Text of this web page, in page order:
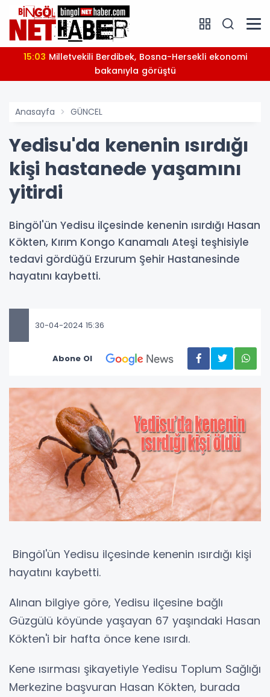
15:03
bakanıyla görüştü
Anasayfa GÜNCEL
Yedisu'da kenenin ısırdığı
kişi hastanede yaşamını
yitirdi
Bingöl'ün Yedisu ilçesinde kenenin ısırdığı Hasan
Kökten, Kırım Kongo Kanamalı Ateşi teşhisiyle
tedavi gördüğü Erzurum Şehir Hastanesinde
hayatını kaybetti.
30-04-2024 15:36
Abone Ol
Bingöl'ün Yedisu ilçesinde kenenin ısırdığı kişi
hayatını kaybetti.
Alınan bilgiye göre, Yedisu ilçesine bağlı
Güzgülü köyünde yaşayan 67 yaşındaki Hasan
Kökten'i bir hafta önce kene ısırdı.
Kene ısırması şikayetiyle Yedisu Toplum Sağlığı
Merkezine başvuran Hasan Kökten, burada